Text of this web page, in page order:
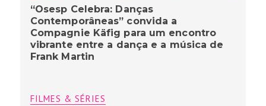
“Osesp Celebra: Danças
Contemporâneas” convida a
Compagnie Käfig para um encontro
vibrante entre a dança e a música de
Frank Martin
FILMES & SÉRIES